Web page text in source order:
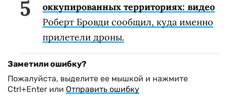
оккупированных территориях: видео
Роберт Бровди сообщил, куда именно
прилетели дроны.
Заметили ошибку?
Пожалуйста, выделите ее мышкой и нажмите
Ctrl+Enter или Отправить ошибку